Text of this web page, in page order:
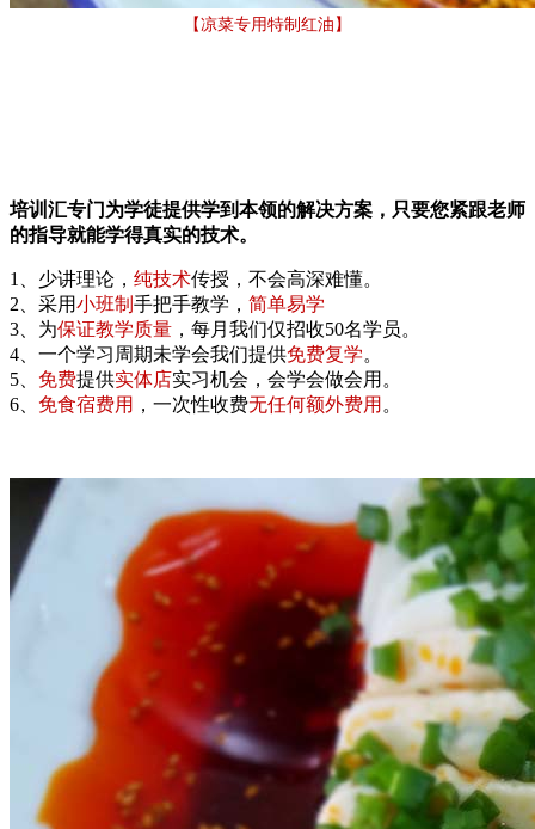
【凉菜专用特制红油】
培训汇专门为学徒提供学到本领的解决方案，只要您紧跟老师
的指导就能学得真实的技术。
1、少讲理论， 纯技术传授，不会高深难懂。
2、采用小班制 手把手教学， 简单易学
3、为保证教学质量 ，每月我们仅招收50名学员。
4、一个学习周期未学会我们提供免费复学。
5、 免费提供实体店实习机会，会学会做会用。
6、 免食宿费用 ，一次性收费无任何额外费用 。